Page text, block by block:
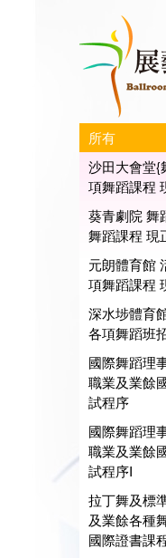
所有
沙田大會堂{
項舞蹈課程
葵青劇院 舞
舞蹈課程 現
元朗體育館
項舞蹈課程
深水埗體育
各項舞蹈班
國際舞蹈理
職業及業餘
試程序
國際舞蹈理
職業及業餘
試程序I
拉丁舞及標
及業餘各種
國際證書課